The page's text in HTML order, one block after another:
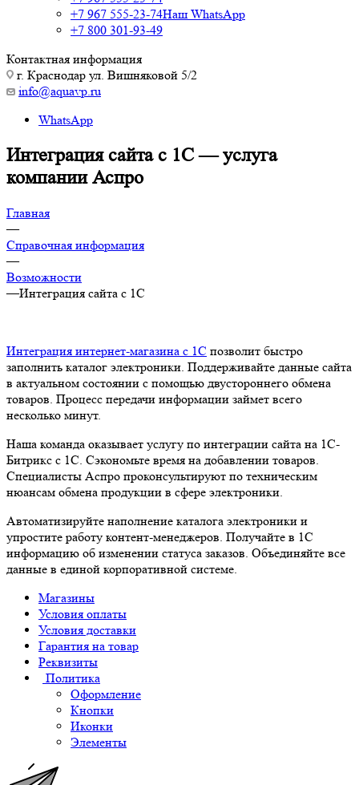
+7 967 555-23-74Наш WhatsApp
+7 800 301-93-49
Контактная информация
г. Краснодар ул. Вишняковой 5/2
info@aquavp.ru
WhatsApp
Интеграция сайта с 1С — услуга
компании Аспро
Главная
—
Справочная информация
—
Возможности
—Интеграция сайта с 1С
Интеграция интернет-магазина с 1С позволит быстро
заполнить каталог электроники. Поддерживайте данные сайта
в актуальном состоянии с помощью двустороннего обмена
товаров. Процесс передачи информации займет всего
несколько минут.
Наша команда оказывает услугу по интеграции сайта на 1С-
Битрикс с 1С. Сэкономьте время на добавлении товаров.
Специалисты Аспро проконсультируют по техническим
нюансам обмена продукции в сфере электроники.
Автоматизируйте наполнение каталога электроники и
упростите работу контент-менеджеров. Получайте в 1С
информацию об изменении статуса заказов. Объединяйте все
данные в единой корпоративной системе.
Магазины
Условия оплаты
Условия доставки
Гарантия на товар
Реквизиты
Политика
Оформление
Кнопки
Иконки
Элементы